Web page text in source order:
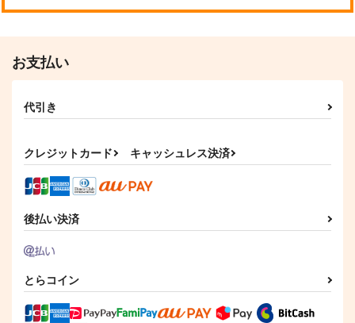
お支払い
代引き
クレジットカード キャッシュレス決済
後払い決済
とらコイン